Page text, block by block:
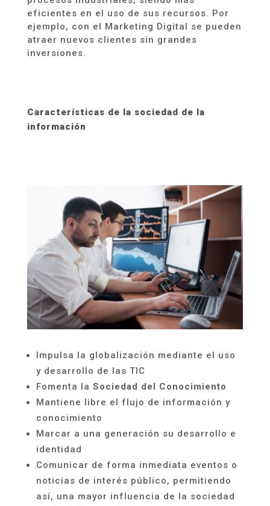
eficientes en el uso de sus recursos. Por
ejemplo, con el Marketing Digital se pueden
atraer nuevos clientes sin grandes
inversiones.
Características de la sociedad de la
información
Impulsa la globalización mediante el uso
y desarrollo de las TIC
Fomenta la Sociedad del Conocimiento
Mantiene libre el flujo de información y
conocimiento
Marcar a una generación su desarrollo e
identidad
Comunicar de forma inmediata eventos o
noticias de interés público, permitiendo
así, una mayor influencia de la sociedad